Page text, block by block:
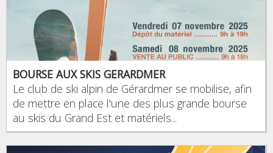
BOURSE AUX SKIS GERARDMER
Le club de ski alpin de Gérardmer se mobilise, afin
de mettre en place l'une des plus grande bourse
au skis du Grand Est et matériels...